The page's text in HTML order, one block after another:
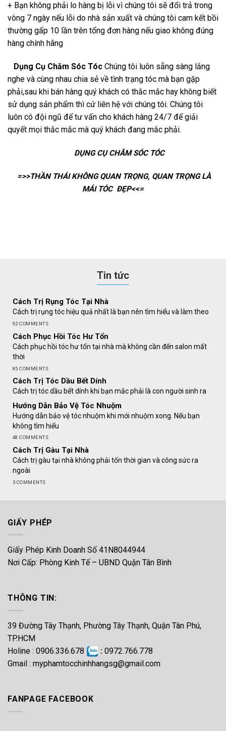
+ Bạn không phải lo hàng bị lỗi vì chúng tôi sẽ đổi trả trong
vòng 7 ngày nếu lỗi do nhà sản xuất và chúng tôi cam kết bồi
thường gấp 10 lần trên tổng đơn hàng nếu giao không đúng
hàng chính hãng
Dụng Cụ Chăm Sóc Tóc Chúng tôi luôn sẵng sàng lắng
nghe và cùng nhau chia sẻ về tình trạng tóc mà bạn gặp
phải,sau khi bán hàng quý khách có thắc mắc hay không biết
sử dụng sản phẩm thì cứ liên hệ với chúng tôi. Chúng tôi
luôn có đội ngũ để tư vấn cho khách hàng 24/7 để giải
quyết mọi thắc mắc mà quý khách đang mắc phải.
DỤNG CỤ CHĂM SÓC TÓC
=>>THẦN THÁI KHÔNG QUAN TRỌNG, QUAN TRỌNG LÀ
MÁI TÓC ĐẸP<<=
Tin tức
Cách Trị Rụng Tóc Tại Nhà
Cách trị rụng tóc hiệu quả nhất là bạn nên tìm hiểu và làm theo
92 COMMENTS
Cách Phục Hồi Tóc Hư Tổn
Cách phục hồi tóc hư tổn tại nhà mà không cần đến salon mất
thời
85 COMMENTS
Cách Trị Tóc Dầu Bết Dính
Cách trị tóc dầu bết dính khi bạn mắc phải là con người sinh ra
Hướng Dẫn Bảo Vệ Tóc Nhuộm
Hướng dẫn bảo vệ tóc nhuộm khi mới nhuộm xong. Nếu bạn
không tìm hiểu
48 COMMENTS
Cách Trị Gàu Tại Nhà
Cách trị gàu tại nhà không phải tốn thời gian và công sức ra
ngoài
3 COMMENTS
GIẤY PHÉP
Giấy Phép Kinh Doanh Số 41N8044944
Nơi Cấp: Phòng Kinh Tế – UBND Quận Tân Bình
THÔNG TIN:
39 Đường Tây Thạnh, Phường Tây Thạnh, Quận Tân Phú,
TP.HCM
Holine : 0906.336.678
: 0972.766.778
Gmail : myphamtocchinhhangsg@gmail.com
FANPAGE FACEBOOK